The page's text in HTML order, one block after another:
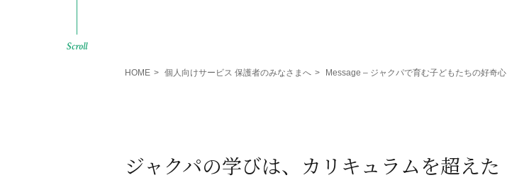
Scroll
HOME > 個人向けサービス 保護者のみなさまへ > Message – ジャクパで育む子どもたちの好奇心
ジャクパの学びは、 カリキュラムを超えた